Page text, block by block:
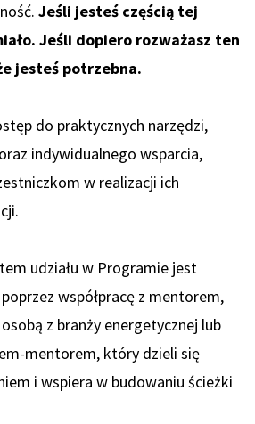
Jeśli jesteś częścią tej
Jeśli dopiero rozważasz ten
jesteś potrzebna.
do praktycznych narzędzi,
indywidualnego wsparcia,
w realizacji ich
udziału w Programie jest
współpracę z mentorem,
z branży energetycznej lub
mentorem, który dzieli się
i wspiera w budowaniu ścieżki